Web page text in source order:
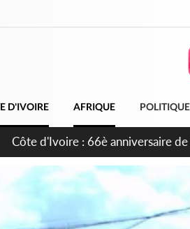
D'IVOIRE AFRIQUE POLITIQUE
Côte d'Ivoire : À Abidjan,
développement de la Guinée